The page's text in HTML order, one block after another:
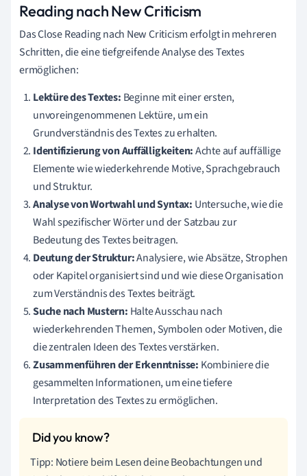
Reading nach New Criticism
Das Close Reading nach New Criticism erfolgt in mehreren
Schritten, die eine tiefgreifende Analyse des Textes
ermöglichen:
Lektüre des Textes: Beginne mit einer ersten,
unvoreingenommenen Lektüre, um ein
Grundverständnis des Textes zu erhalten.
Identifizierung von Auffälligkeiten:Achte auf auffällige
Elemente wie wiederkehrende Motive, Sprachgebrauch
und Struktur.
Analyse von Wortwahl und Syntax: Untersuche, wie die
Wahl spezifischer Wörter und der Satzbau zur
Bedeutung des Textes beitragen.
Deutung der Struktur:Analysiere, wie Absätze, Strophen
oder Kapitel organisiert sind und wie diese Organisation
zum Verständnis des Textes beiträgt.
Suche nach Mustern: Halte Ausschau nach
wiederkehrenden Themen, Symbolen oder Motiven, die
die zentralen Ideen des Textes verstärken.
Zusammenführen der Erkenntnisse: Kombiniere die
gesammelten Informationen, um eine tiefere
Interpretation des Textes zu ermöglichen.
Tipp: Notiere beim Lesen deine Beobachtungen und